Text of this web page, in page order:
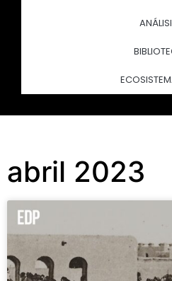
abril 2023